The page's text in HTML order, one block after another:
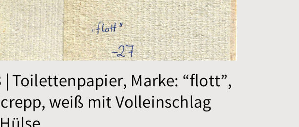
| Toilettenpapier, Marke: “flott”,
weiß mit Volleinschlag